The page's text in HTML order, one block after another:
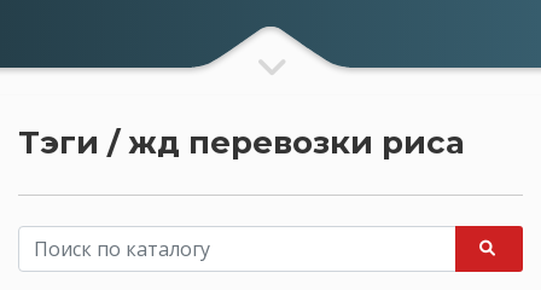
Тэги / жд перевозки риса